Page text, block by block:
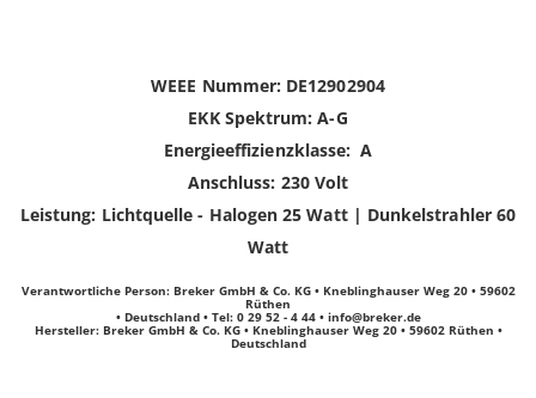
WEEE Nummer: DE12902904
EKK Spektrum: A-G
Energieeffizienzklasse: A
Anschluss: 230 Volt
Leistung: Lichtquelle - Halogen 25 Watt | Dunkelstrahler 60
Watt
Verantwortliche Person:Breker GmbH & Co. KG • Kneblinghauser Weg 20 • 59602
Rüthen
• Deutschland • Tel: 0 29 52 - 4 44 • info@breker.de
Hersteller: Breker GmbH & Co. KG • Kneblinghauser Weg 20 • 59602 Rüthen •
Deutschland